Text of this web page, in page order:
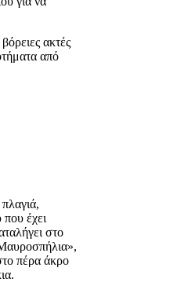
ακτές
από
που έχει
στο
πέρα άκρο